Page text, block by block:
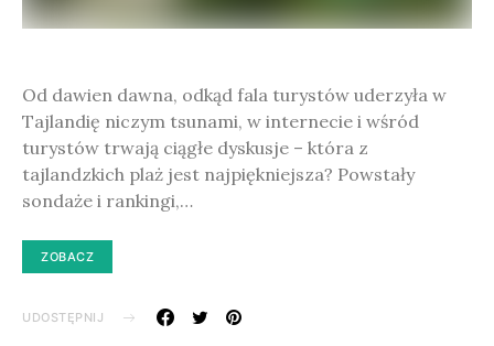
Od dawien dawna, odkąd fala turystów uderzyła w
Tajlandię niczym tsunami, w internecie i wśród
turystów trwają ciągłe dyskusje – która z
tajlandzkich plaż jest najpiękniejsza? Powstały
sondaże i rankingi,…
ZOBACZ
UDOSTĘPNIJ